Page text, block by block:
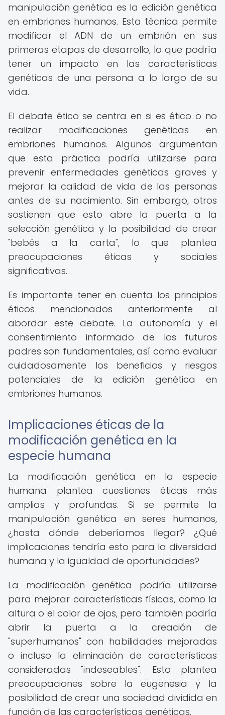
manipulación genética es la edición genética
en embriones humanos. Esta técnica permite
modificar el ADN de un embrión en sus
primeras etapas de desarrollo, lo que podría
tener un impacto en las características
genéticas de una persona a lo largo de su
vida.
El debate ético se centra en si es ético o no
realizar modificaciones genéticas en
embriones humanos. Algunos argumentan
que esta práctica podría utilizarse para
prevenir enfermedades genéticas graves y
mejorar la calidad de vida de las personas
antes de su nacimiento. Sin embargo, otros
sostienen que esto abre la puerta a la
selección genética y la posibilidad de crear
"bebés a la carta", lo que plantea
preocupaciones éticas y sociales
significativas.
Es importante tener en cuenta los principios
éticos mencionados anteriormente al
abordar este debate. La autonomía y el
consentimiento informado de los futuros
padres son fundamentales, así como evaluar
cuidadosamente los beneficios y riesgos
potenciales de la edición genética en
embriones humanos.
Implicaciones éticas de la
modificación genética en la
especie humana
La modificación genética en la especie
humana plantea cuestiones éticas más
amplias y profundas. Si se permite la
manipulación genética en seres humanos,
¿hasta dónde deberíamos llegar? ¿Qué
implicaciones tendría esto para la diversidad
humana y la igualdad de oportunidades?
La modificación genética podría utilizarse
para mejorar características físicas, como la
altura o el color de ojos, pero también podría
abrir la puerta a la creación de
"superhumanos" con habilidades mejoradas
o incluso la eliminación de características
consideradas "indeseables". Esto plantea
preocupaciones sobre la eugenesia y la
posibilidad de crear una sociedad dividida en
función de las características genéticas.